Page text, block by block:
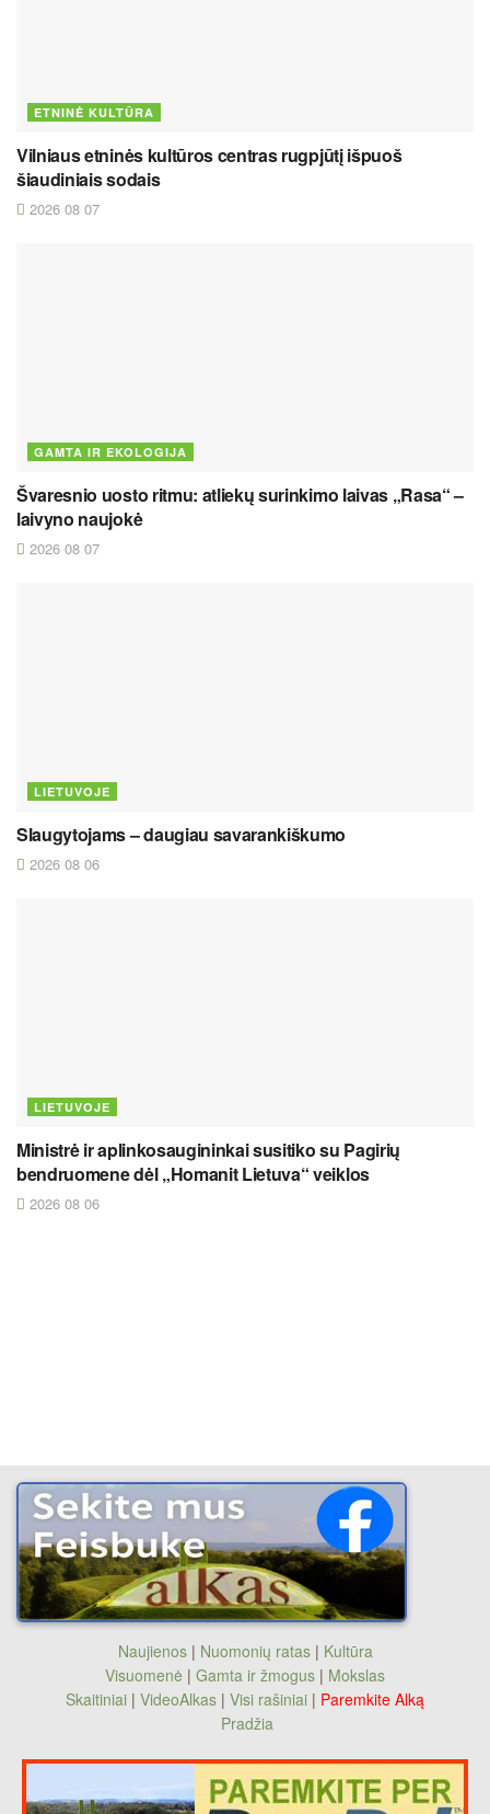
ETNINĖ KULTŪRA
Vilniaus etninės kultūros centras rugpjūtį išpuoš
šiaudiniais sodais
2026 08 07
GAMTA IR EKOLOGIJA
Švaresnio uosto ritmu: atliekų surinkimo laivas „Rasa“ –
laivyno naujokė
2026 08 07
LIETUVOJE
Slaugytojams – daugiau savarankiškumo
2026 08 06
LIETUVOJE
Ministrė ir aplinkosaugininkai susitiko su Pagirių
bendruomene dėl „Homanit Lietuva“ veiklos
2026 08 06
Naujienos| Nuomonių ratas| Kultūra
Visuomenė | Gamta ir žmogus | Mokslas
Skaitiniai | VideoAlkas | Visi rašiniai | Paremkite Alką
Pradžia